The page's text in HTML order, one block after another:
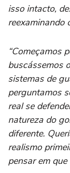
isso intacto,
reexaminando
“Começamos
buscássemos
sistemas de
perguntamos
real se
natureza do
diferente.
realismo
pensar em